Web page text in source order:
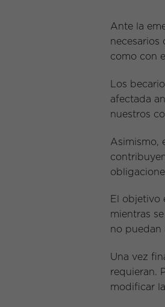
Ante la
necesarios
como con
Los
afectada
nuestros
Asimismo,
El objetivo
mientras
no puedan
Una vez
requieran.
modificar